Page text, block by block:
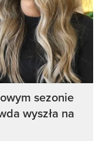
sezonie
wyszła na